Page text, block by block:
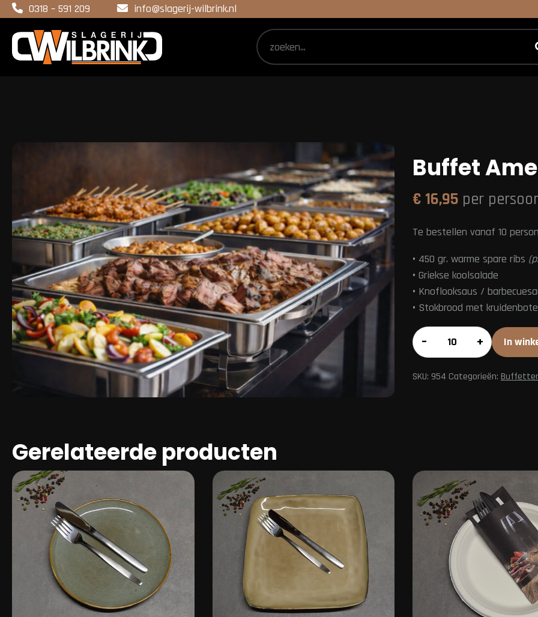
0318 – 591 209 info@slagerij-wilbrink.nl
Buffet
€ 16,95 per
Te bestellen vanaf 10
• 450 gr. warme spare ribs
• Griekse koolsalade
• Knoflooksaus /
• Stokbrood met
Buffet
American
aantal
– + In
SKU: 954 Categorieën:
Gerelateerde producten